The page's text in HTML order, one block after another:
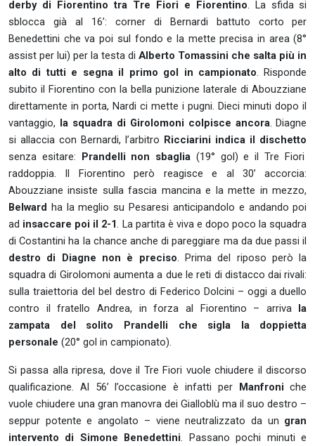
derby di Fiorentino tra Tre Fiori e Fiorentino . La sfida si
sblocca già al 16’: corner di Bernardi battuto corto per
Benedettini che va poi sul fondo e la mette precisa in area (8°
assist per lui) per la testa diAlberto Tomassini che salta più in
alto di tutti e segna il primo gol in campionato . Risponde
subito il Fiorentino con la bella punizione laterale di Abouzziane
direttamente in porta, Nardi ci mette i pugni. Dieci minuti dopo il
vantaggio, la squadra di Girolomoni colpisce ancora . Diagne
si allaccia con Bernardi, l’arbitro Ricciarini indica il dischetto
senza esitare: Prandelli non sbaglia (19° gol) e il Tre Fiori
raddoppia. Il Fiorentino però reagisce e al 30’ accorcia:
Abouzziane insiste sulla fascia mancina e la mette in mezzo,
Belward ha la meglio su Pesaresi anticipandolo e andando poi
ad insaccare poi il 2-1 . La partita è viva e dopo poco la squadra
di Costantini ha la chance anche di pareggiare ma da due passi il
destro di Diagne non è preciso . Prima del riposo però la
squadra di Girolomoni aumenta a due le reti di distacco dai rivali:
sulla traiettoria del bel destro di Federico Dolcini – oggi a duello
contro il fratello Andrea, in forza al Fiorentino – arriva la
zampata del solito Prandelli che sigla la doppietta
personale (20° gol in campionato).
Si passa alla ripresa, dove il Tre Fiori vuole chiudere il discorso
qualificazione. Al 56’ l’occasione è infatti per Manfroni che
vuole chiudere una gran manovra dei Gialloblù ma il suo destro –
seppur potente e angolato – viene neutralizzato da un gran
intervento di Simone Benedettini
Passano pochi minuti e